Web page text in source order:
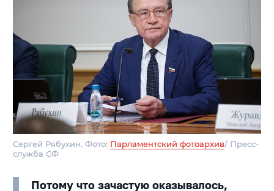
Сергей Рябухин. Фото: Парламентский фотоархив/ Пресс-
служба СФ
Потому что зачастую оказывалось,